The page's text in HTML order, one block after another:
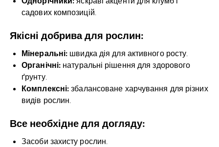
садових композицій.
Якісні добрива для рослин:
Мінеральні: швидка дія для активного росту.
Органічні: натуральні рішення для здорового
ґрунту.
Комплексні: збалансоване харчування для різних
видів рослин.
Все необхідне для догляду:
Засоби захисту рослин.